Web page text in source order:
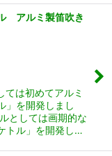
アルミ製笛吹き
は初めてアルミ
」を開発しまし
としては画期的な
トル」を開発し…